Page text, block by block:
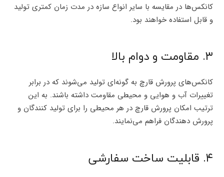
کانکس‌‌ها در مقایسه با سایر انواع سازه در مدت زمان کمتری تولید
و قابل استفاده خواهند بود.
۳. مقاومت و دوام بالا
کانکس‌های پرورش قارچ به گونه‌ای تولید می‌شوند که در برابر
تغییرات آب و هوایی و محیطی مقاومت داشته باشند. به این
ترتیب امکان پرورش قارچ در هر محیطی را برای تولید کنندگان و
پرورش‌ دهندگان فراهم می‌نمایند.
۴. قابلیت ساخت سفارشی